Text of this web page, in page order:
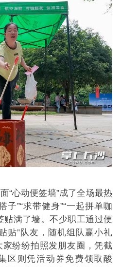
“心动便签墙”成了全场最热
子”“求带健身”“一起拼单咖
满了墙。不少职工通过便
贴”队友，随机组队赢小礼
纷纷拍照发朋友圈，凭截
区则凭活动券免费领取酸